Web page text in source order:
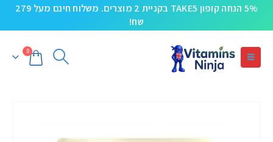
5% הנחה קופון TAKE5 בקניית 2 מוצרים. משלוח חינם מעל 279
שח!
0